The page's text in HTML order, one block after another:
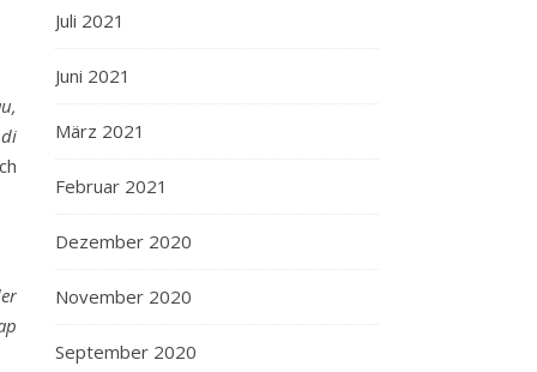
Juli 2021
Juni 2021
März 2021
Februar 2021
Dezember 2020
November 2020
September 2020